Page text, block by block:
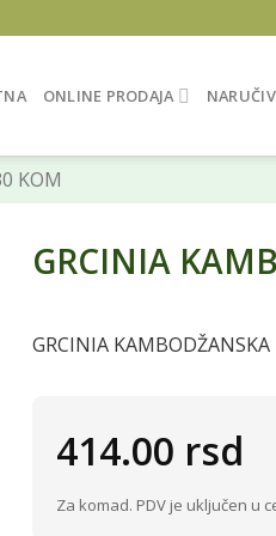
ONLINE PRODAJA
KOM
GRCINIA
GRCINIA
414.00 rsd
Za komad. PDV je uključen u